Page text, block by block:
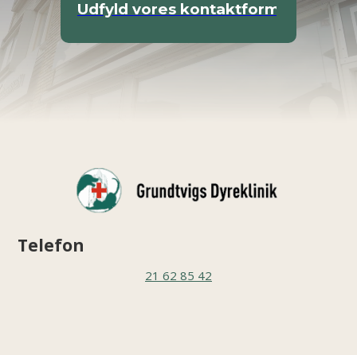
Udfyld vores kontaktformular
Telefon
21 62 85 42